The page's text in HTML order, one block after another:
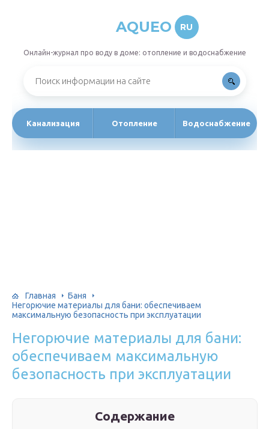
AQUEO RU
Онлайн-журнал про воду в доме: отопление и водоснабжение
Канализация Отопление Водоснабжение
Главная
Баня
Негорючие материалы для бани: обеспечиваем
максимальную безопасность при эксплуатации
Негорючие материалы для бани:
обеспечиваем максимальную
безопасность при эксплуатации
Содержание